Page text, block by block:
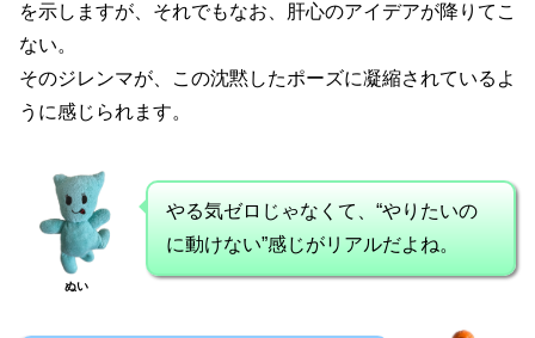
を示しますが、それでもなお、肝心のアイデアが降りてこ
ない。
そのジレンマが、この沈黙したポーズに凝縮されているよ
うに感じられます。
ぬい
やる気ゼロじゃなくて、“やりたいの
に動けない”感じがリアルだよね。